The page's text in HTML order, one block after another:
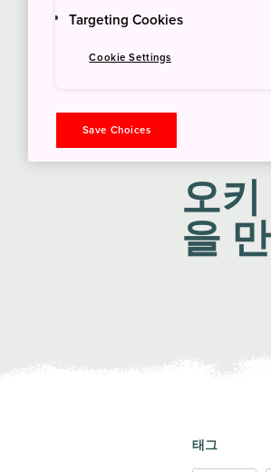
오
을
태그
Targeting Cookies
Cookie Settings
Save Choices